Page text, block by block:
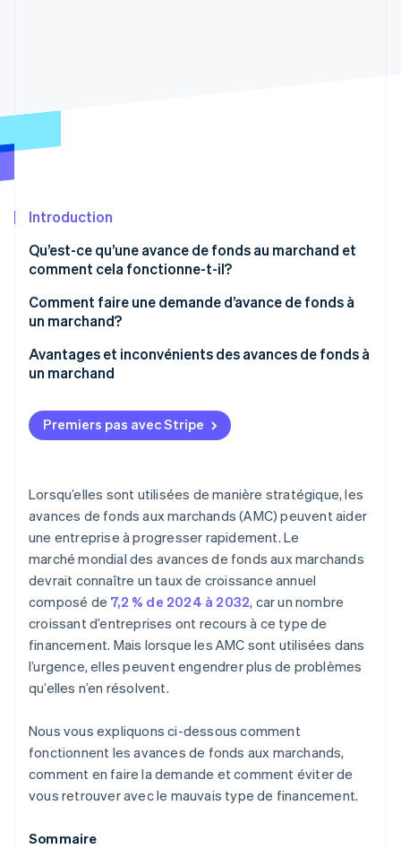
Stripe Sessions 2026
Découvrez comment Stripe construit l’infrastructure
l’IA.
Regarder
Introduction
Qu’est-ce qu’une avance de fonds au marchand et
comment cela fonctionne-t-il?
Comment faire une demande d’avance de fonds à
un marchand?
Si vous utilisez Stripe
fournisseur d’AMC tiers
Attendez-vous à un contrôle de solvabilité souple
Avantages et inconvénients des avances de fonds à
un marchand
Avantages
Inconvénients
Premiers pas avec Stripe
Lorsqu’elles sont utilisées de manière stratégique, les
avances de fonds aux marchands (AMC) peuvent aider
une entreprise à progresser rapidement. Le
marché mondial des avances de fonds aux marchands
devrait connaître un taux de croissance annuel
composé de 7,2 % de 2024 à 2032, car un nombre
croissant d’entreprises ont recours à ce type de
financement. Mais lorsque les AMC sont utilisées dans
l’urgence, elles peuvent engendrer plus de problèmes
qu’elles n’en résolvent.
Nous vous expliquons ci-dessous comment
fonctionnent les avances de fonds aux marchands,
comment en faire la demande et comment éviter de
vous retrouver avec le mauvais type de financement.
Sommaire